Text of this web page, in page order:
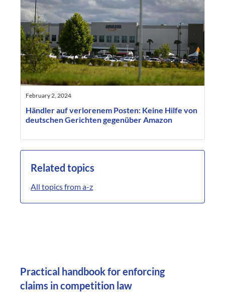
February 2, 2024
Händler auf verlorenem Posten: Keine Hilfe von
deutschen Gerichten gegenüber Amazon
Related topics
All topics from a-z
Practical handbook for enforcing
claims in competition law